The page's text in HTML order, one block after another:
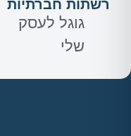
רשתות חברתיות
גוגל לעסק
שלי